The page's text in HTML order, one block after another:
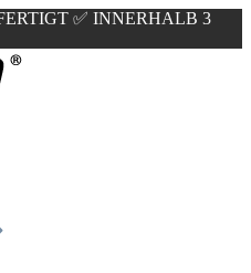
✅ INNERHALB 3